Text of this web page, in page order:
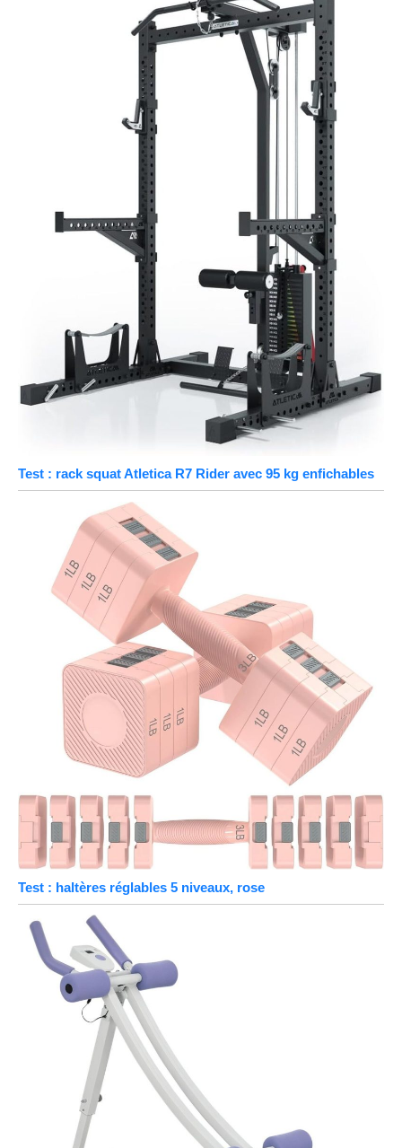
Test : rack squat Atletica R7 Rider avec 95 kg enfichables
Test : haltères réglables 5 niveaux, rose